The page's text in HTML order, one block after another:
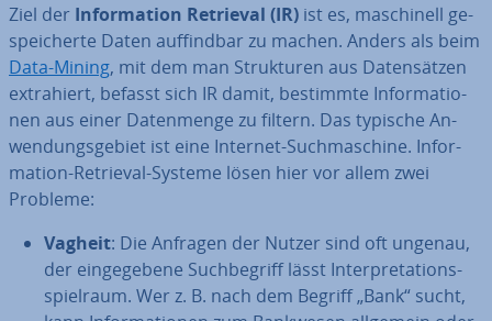
Ziel der In­for­ma­ti­on Retrieval (IR) ist es, ma­schi­nell ge­
spei­cher­te Daten auf­find­bar zu machen. Anders als beim
Data-Mining, mit dem man Struk­tu­ren aus Da­ten­sät­zen
ex­tra­hiert, befasst sich IR damit, bestimmte In­for­ma­tio­
nen aus einer Da­ten­men­ge zu filtern. Das typische An­
wen­dungs­ge­biet ist eine Internet-Such­ma­schi­ne. In­for­
ma­ti­on-Retrieval-Systeme lösen hier vor allem zwei
Probleme:
Vagheit: Die Anfragen der Nutzer sind oft ungenau,
der ein­ge­ge­be­ne Such­be­griff lässt In­ter­pre­ta­ti­ons­
spiel­raum. Wer z. B. nach dem Begriff „Bank“ sucht,